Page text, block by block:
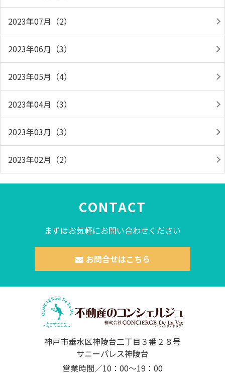
2023年07月（2）
2023年06月（3）
2023年05月（4）
2023年04月（3）
2023年03月（3）
2023年02月（2）
CONTACT
まずはお気軽にお問い合わせください
お問合せはこちら
神戸市垂水区神陵台二丁目３番２８号
サニーパレス神陵台
営業時間／10：00～19：00